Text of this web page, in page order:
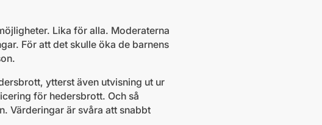
Lika för alla. Moderaterna
För att det skulle öka de barnens
ytterst även utvisning ut ur
för hedersbrott. Och så
Värderingar är svåra att snabbt